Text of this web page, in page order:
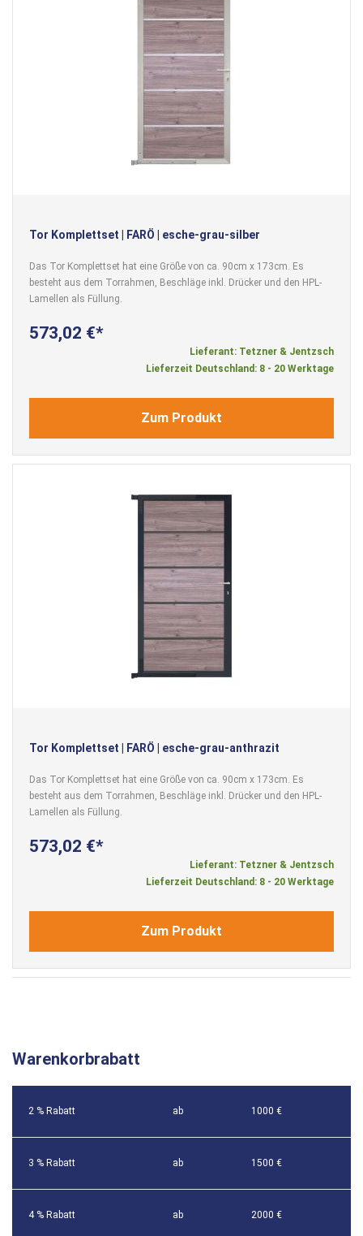
Tor Komplettset | FARÖ | esche-grau-silber
Das Tor Komplettset hat eine Größe von ca. 90cm x 173cm. Es
besteht aus dem Torrahmen, Beschläge inkl. Drücker und den HPL-
Lamellen als Füllung.
573,02 €
Lieferant: Tetzner & Jentzsch
Lieferzeit Deutschland: 8 - 20 Werktage
Zum Produkt
Tor Komplettset | FARÖ | esche-grau-anthrazit
Das Tor Komplettset hat eine Größe von ca. 90cm x 173cm. Es
besteht aus dem Torrahmen, Beschläge inkl. Drücker und den HPL-
Lamellen als Füllung.
573,02 €
Lieferant: Tetzner & Jentzsch
Lieferzeit Deutschland: 8 - 20 Werktage
Zum Produkt
Warenkorbrabatt
2 % Rabatt ab 1000 €
3 % Rabatt ab 1500 €
4 % Rabatt ab 2000 €